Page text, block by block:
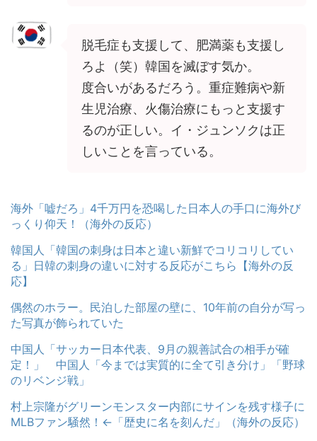
脱毛症も支援して、肥満薬も支援し
ろよ（笑）韓国を滅ぼす気か。
度合いがあるだろう。重症難病や新
生児治療、火傷治療にもっと支援す
るのが正しい。イ・ジュンソクは正
しいことを言っている。
海外「嘘だろ」4千万円を恐喝した日本人の手口に海外び
っくり仰天！（海外の反応）
韓国人「韓国の刺身は日本と違い新鮮でコリコリしてい
る」日韓の刺身の違いに対する反応がこちら【海外の反
応】
偶然のホラー。民泊した部屋の壁に、10年前の自分が写っ
た写真が飾られていた
中国人「サッカー日本代表、9月の親善試合の相手が確
定！」 中国人「今までは実質的に全て引き分け」「野球
のリベンジ戦」
村上宗隆がグリーンモンスター内部にサインを残す様子に
MLBファン騒然！←「歴史に名を刻んだ」（海外の反応）